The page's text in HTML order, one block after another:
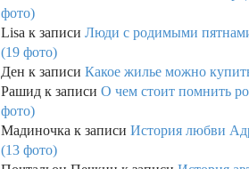
фото)
Lisa к записи Люди с родимыми
(19 фото)
Ден к записи Какое жилье можно
Рашид к записи О чем стоит помнить
фото)
Мадиночка к записи История любви
(13 фото)